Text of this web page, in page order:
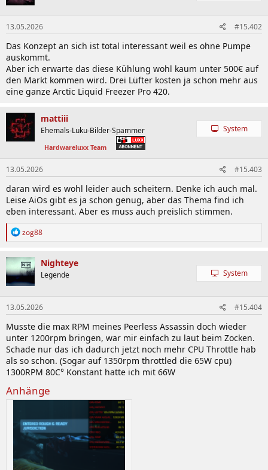
n
e
n
:
13.05.2026 #15.402
Das Konzept an sich ist total interessant weil es ohne Pumpe
auskommt.
Aber ich erwarte das diese Kühlung wohl kaum unter 500€ auf
den Markt kommen wird. Drei Lüfter kosten ja schon mehr aus
eine ganze Arctic Liquid Freezer Pro 420.
mattiii
Ehemals-Luku-Bilder-Spammer
Hardwareluxx Team
System
13.05.2026 #15.403
daran wird es wohl leider auch scheitern. Denke ich auch mal.
Leise AiOs gibt es ja schon genug, aber das Thema find ich
eben interessant. Aber es muss auch preislich stimmen.
R
k
t
i
o
n
e
n
:
zog88
Nighteye
Legende System
13.05.2026 #15.404
Musste die max RPM meines Peerless Assassin doch wieder
unter 1200rpm bringen, war mir einfach zu laut beim Zocken.
Schade nur das ich dadurch jetzt noch mehr CPU Throttle hab
als so schon. (Sogar auf 1350rpm throttled die 65W cpu)
1300RPM 80C° Konstant hatte ich mit 66W
Anhänge